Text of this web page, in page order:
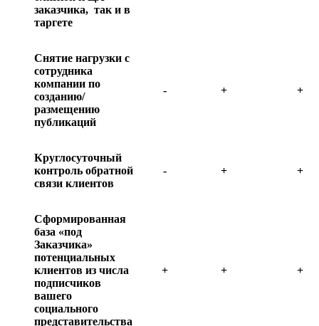
заказчика, так и в
таргете
Снятие нагрузки с
сотрудника
компании по
созданию/
размещению
публикаций
- + +
Круглосуточный
контроль обратной
связи клиентов
- + +
Сформированная
база «под
Заказчика»
потенциальных
клиентов из числа
подписчиков
вашего
социального
представительства
+ + +